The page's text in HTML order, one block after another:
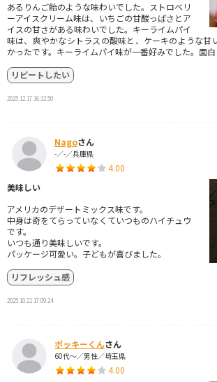
あるりんご飴のような味わいでした。ストロベリ
ーアイスクリーム味は、いちごの甘酸っぱさとア
イスの甘さがある味わいでした。キーライムパイ
味は、爽やかなシトラスの酸味と、ケーキのような甘
かったです。キーライムパイ味が一番好みでした。面白
リピートしたい
2025.12.17 16:32:50
Nagoさん
-／-／兵庫県
4.00
美味しい
アメリカのデザートミックス味です。
中身は奇をてらっていなくていつものハイチュウ
です。
いつも通り美味しいです。
パッケージ可愛い。子どもが喜びました。
リフレッシュ感
2025.10.21 17:09:24
ポッキーくんさん
60代～／男性／埼玉県
4.00